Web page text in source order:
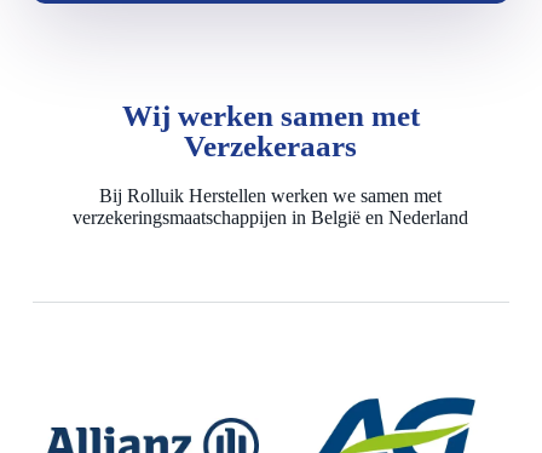
Wij werken samen met
Verzekeraars
Bij Rolluik Herstellen werken we samen met
verzekeringsmaatschappijen in België en Nederland